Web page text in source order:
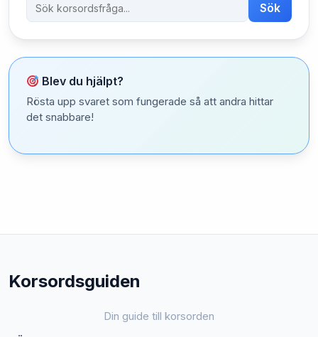
Sök
Blev du hjälpt?
Rösta upp svaret som fungerade så att andra hittar
det snabbare!
Korsordsguiden
Din guide till korsorden